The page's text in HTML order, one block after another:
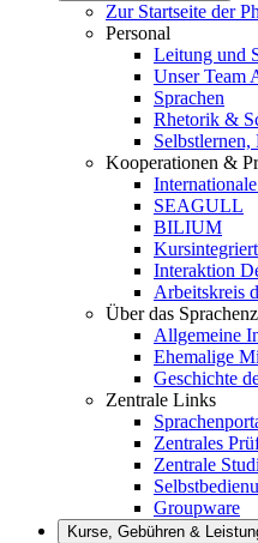
Zur Startseite der
Personal
Leitung und
Unser Team
Sprachen
Rhetorik &
Kooperationen &
SEAGULL
BILIUM
Interaktion
Arbeitskreis
Über das
Allgemeine
Ehemalige
Geschichte
Zentrale Links
Zentrales
Zentrale
Groupware
Kurse, Gebühren &